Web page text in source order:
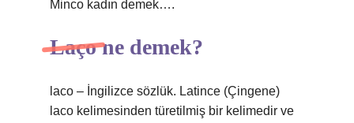
Minco kadın demek….
Laço ne demek?
laco – İngilizce sözlük. Latince (Çingene)
laco kelimesinden türetilmiş bir kelimedir ve